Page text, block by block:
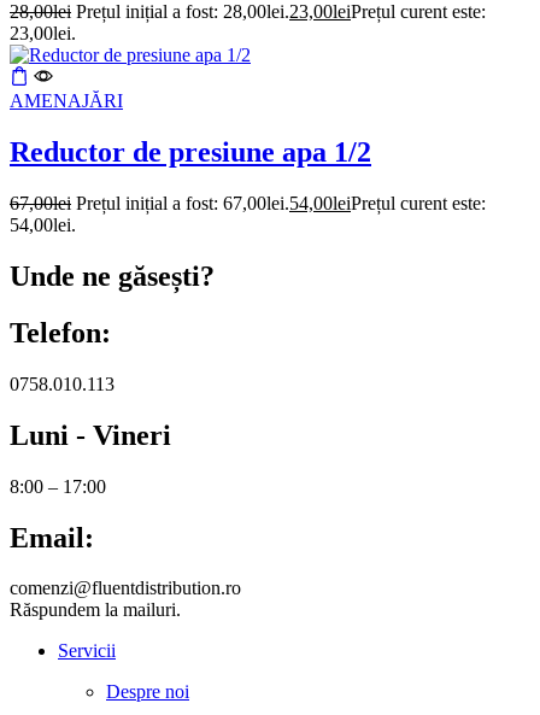
28,00lei Prețul inițial a fost: 28,00lei.23,00leiPrețul curent este:
23,00lei.
AMENAJĂRI
Reductor de presiune apa 1/2
67,00lei Prețul inițial a fost: 67,00lei.54,00leiPrețul curent este:
54,00lei.
Unde ne găsești?
Telefon:
0758.010.113
Luni - Vineri
8:00 – 17:00
Email:
comenzi@fluentdistribution.ro
Răspundem la mailuri.
Servicii
Despre noi